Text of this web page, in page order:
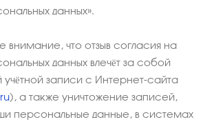
данных».
что отзыв согласия на
данных влечёт за собой
записи с Интернет-сайта
), а также уничтожение записей,
персональные данные, в системах